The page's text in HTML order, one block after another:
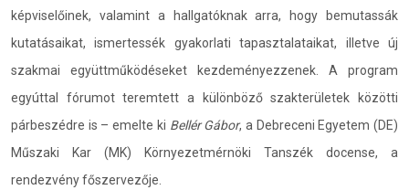
képviselőinek, valamint a hallgatóknak arra, hogy bemutassák
kutatásaikat, ismertessék gyakorlati tapasztalataikat, illetve új
szakmai együttműködéseket kezdeményezzenek. A program
egyúttal fórumot teremtett a különböző szakterületek közötti
párbeszédre is – emelte ki Bellér Gábor, a Debreceni Egyetem (DE)
Műszaki Kar (MK) Környezetmérnöki Tanszék docense, a
rendezvény főszervezője.